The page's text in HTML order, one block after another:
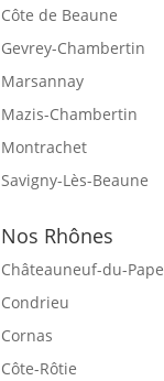
Côte de Beaune
Gevrey-Chambertin
Marsannay
Mazis-Chambertin
Montrachet
Savigny-Lès-Beaune
Nos Rhônes
Châteauneuf-du-Pape
Condrieu
Cornas
Côte-Rôtie